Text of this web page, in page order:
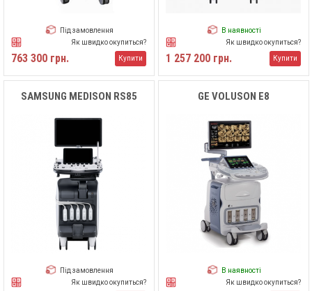
Під замовлення
Як швидко окупиться?
763 300 грн. Купити
В наявності
Як швидко окупиться?
1 257 200 грн. Купити
SAMSUNG MEDISON RS85
Під замовлення
Як швидко окупиться?
GE VOLUSON E8
В наявності
Як швидко окупиться?